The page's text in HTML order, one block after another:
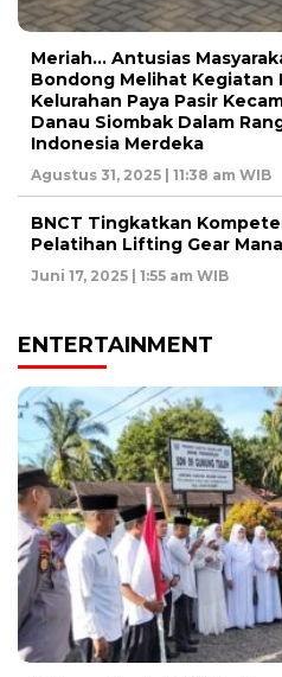
Meriah… Antusias
Bondong Melihat Kegiatan
Kelurahan Paya Pasir
Danau Siombak Dalam
Indonesia Merdeka
Agustus 31, 2025 | 11:38 am WIB
BNCT Tingkatkan
Pelatihan Lifting Gear
Juni 17, 2025 | 1:55 am WIB
ENTERTAINMENT